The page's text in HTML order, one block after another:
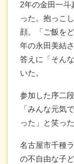
2年の金田一斗
った。抱っこ
顔。「ご飯を
年の永田美結
答えに「そん
いた。
参加した序二
「みんな元気
った」と笑った
名古屋市千種
の不自由な子